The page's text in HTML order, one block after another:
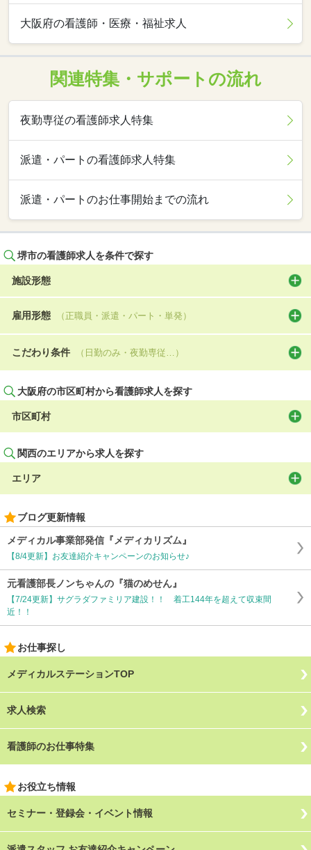
大阪府の看護師・医療・福祉求人
関連特集・サポートの流れ
夜勤専従の看護師求人特集
派遣・パートの看護師求人特集
派遣・パートのお仕事開始までの流れ
堺市の看護師求人を条件で探す
施設形態
雇用形態 （正職員・派遣・パート・単発）
こだわり条件 （日勤のみ・夜勤専従…）
大阪府の市区町村から看護師求人を探す
市区町村
関西のエリアから求人を探す
エリア
ブログ更新情報
メディカル事業部発信『メディカリズム』
【8/4更新】お友達紹介キャンペーンのお知らせ♪
元看護部長ノンちゃんの『猫のめせん』
【7/24更新】サグラダファミリア建設！！ 着工144年を超えて収束間
近！！
お仕事探し
メディカルステーションTOP
求人検索
看護師のお仕事特集
お役立ち情報
セミナー・登録会・イベント情報